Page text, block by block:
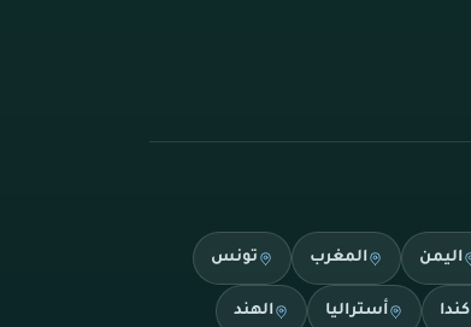
اليمن المغرب تونس
كندا أستراليا الهند